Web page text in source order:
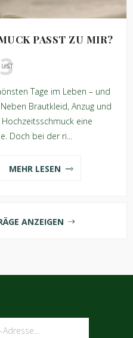
PASST ZU MIR?
Tage im Leben – und
Brautkleid, Anzug und
eine
Doch bei der ri...
MEHR LESEN
ANZEIGEN